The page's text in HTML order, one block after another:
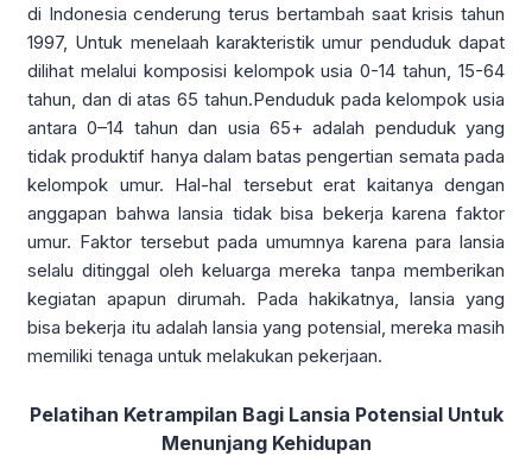
di Indonesia cenderung terus bertambah saat krisis tahun
1997, Untuk menelaah karakteristik umur penduduk dapat
dilihat melalui komposisi kelompok usia 0-14 tahun, 15-64
tahun, dan di atas 65 tahun.Penduduk pada kelompok usia
antara 0–14 tahun dan usia 65+ adalah penduduk yang
tidak produktif hanya dalam batas pengertian semata pada
kelompok umur. Hal-hal tersebut erat kaitanya dengan
anggapan bahwa lansia tidak bisa bekerja karena faktor
umur. Faktor tersebut pada umumnya karena para lansia
selalu ditinggal oleh keluarga mereka tanpa memberikan
kegiatan apapun dirumah. Pada hakikatnya, lansia yang
bisa bekerja itu adalah lansia yang potensial, mereka masih
memiliki tenaga untuk melakukan pekerjaan.
Pelatihan Ketrampilan Bagi Lansia Potensial Untuk
Menunjang Kehidupan